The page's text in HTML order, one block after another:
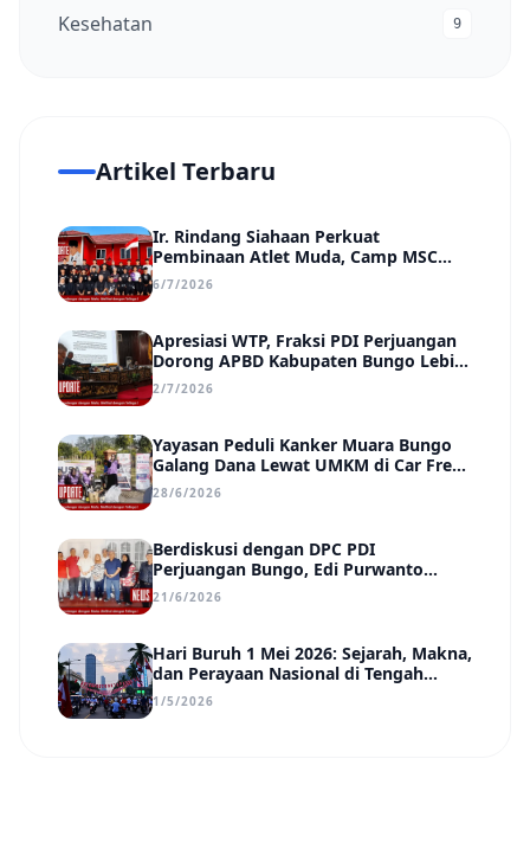
Kesehatan 9
Artikel Terbaru
Ir. Rindang Siahaan Perkuat
Pembinaan Atlet Muda, Camp MSC
Siapkan Generasi Juara Hadapi
Kejuaraan Regional hingga Nasional
6/7/2026
Apresiasi WTP, Fraksi PDI Perjuangan
Dorong APBD Kabupaten Bungo Lebih
Efektif, Transparan, dan Berdampak
2/7/2026
Yayasan Peduli Kanker Muara Bungo
Galang Dana Lewat UMKM di Car Free
Day, Ir. Rindang Siahaan Beri Apresiasi
28/6/2026
Berdiskusi dengan DPC PDI
Perjuangan Bungo, Edi Purwanto
Uraikan Poin-Poin Urgensi yang Perlu
Disadari Pemimpin Daerah
21/6/2026
Hari Buruh 1 Mei 2026: Sejarah, Makna,
dan Perayaan Nasional di Tengah
Tantangan Era Digital
1/5/2026